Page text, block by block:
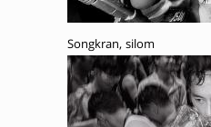
Songkran, silom